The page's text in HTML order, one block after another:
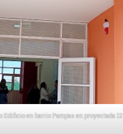
Edificio en barrio Pampas en proyectada 12